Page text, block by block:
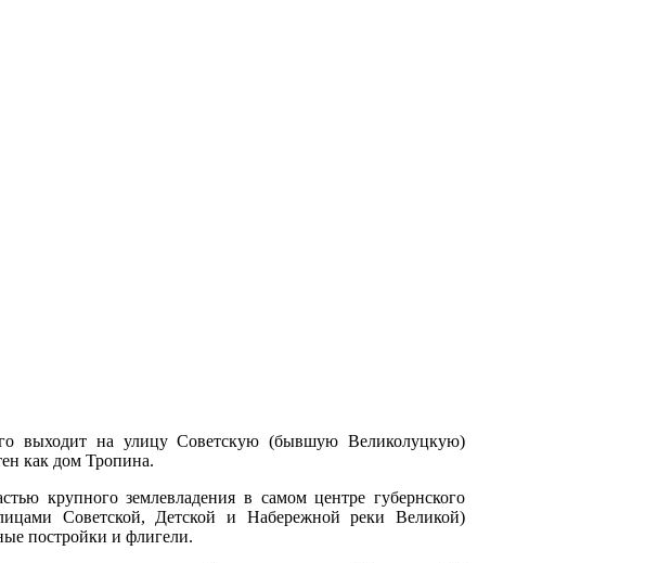
выходит на улицу Советскую (бывшую Великолуцкую)
как дом Тропина.
крупного землевладения в самом центре губернского
Советской, Детской и Набережной реки Великой)
постройки и флигели.